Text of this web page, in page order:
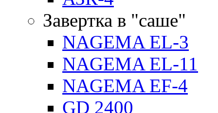
Завертка в "саше"
NAGEMA EL-3
NAGEMA EL-11
NAGEMA EF-4
GD 2400